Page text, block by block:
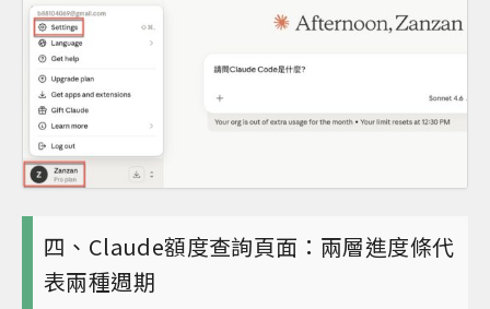
四、Claude額度查詢頁面：兩層進度條代
表兩種週期